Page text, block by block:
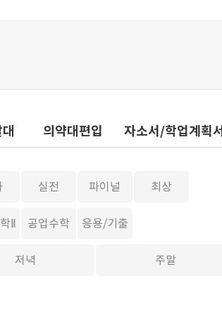
의약대편입 자소서/학업계획서
실전 파이널 최상
Ⅱ 공업수학 응용/기출
저녁 주말